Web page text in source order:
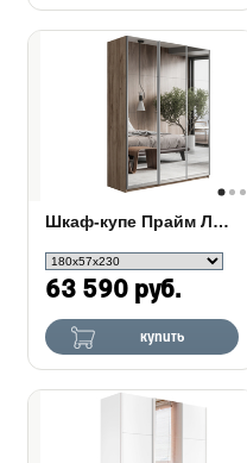
Шкаф-купе Прайм Люкс з-х дверный (Зеркало)
63 590 руб.
купить